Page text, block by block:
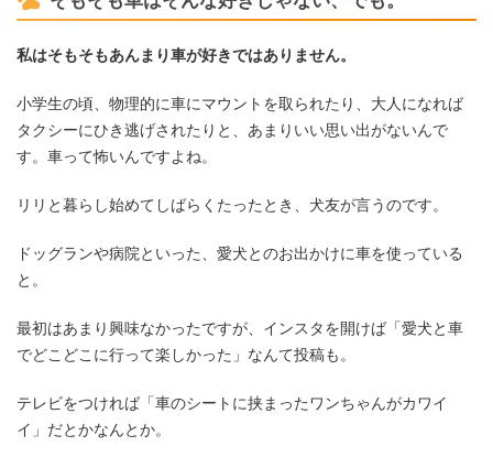
私はそもそもあんまり車が好きではありません。
小学生の頃、物理的に車にマウントを取られたり、大人になれば
タクシーにひき逃げされたりと、あまりいい思い出がないんで
す。車って怖いんですよね。
リリと暮らし始めてしばらくたったとき、犬友が言うのです。
ドッグランや病院といった、愛犬とのお出かけに車を使っている
と。
最初はあまり興味なかったですが、インスタを開けば「愛犬と車
でどこどこに行って楽しかった」なんて投稿も。
テレビをつければ「車のシートに挟まったワンちゃんがカワイ
イ」だとかなんとか。